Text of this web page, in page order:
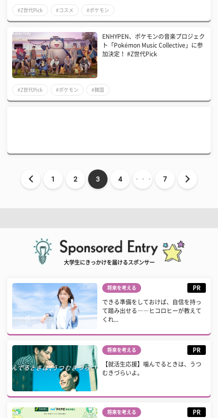
#Z世代Pick #コスメ #ポケモン
ENHYPEN、ポケモンの音楽プロジェク
ト「Pokémon Music Collective」に参
加決定！ #Z世代Pick
#Z世代Pick #ポケモン #韓国
1 2 3 4 ・・・ 7
大学生にきっかけを届けるスポンサー
将来を考える PR
できる準備をしておけば、自信を持っ
て踏み出せる――ヒコロヒーが教えて
くれ...
将来を考える PR
【就活生応援】噛んでるときは、うつ
むきづらいよ。
将来を考える PR